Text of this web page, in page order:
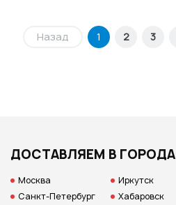
Назад 1 2 3
ДОСТАВЛЯЕМ В ГОРОДА
Москва
Санкт-Петербург
Иркутск
Хабаровск